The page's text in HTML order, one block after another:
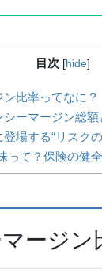
目次 [hide]
比率ってなに？
ーマージン総
場する“リスク
って？保険の健
ージン